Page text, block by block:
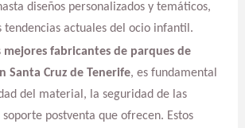
diseños personalizados y temáticos,
tendencias actuales del ocio infantil.
mejores fabricantes de parques de
Santa Cruz de Tenerife, es fundamental
del material, la seguridad de las
postventa que ofrecen. Estos